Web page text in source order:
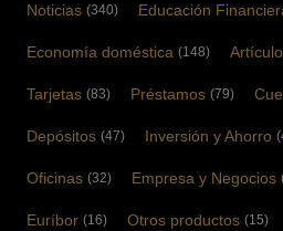
Noticias (340) Educación
Economía doméstica (148)
Tarjetas (83) Préstamos (79)
Depósitos (47) Inversión y Ahorro
Oficinas (32) Empresa y Negocios
Euríbor (16) Otros productos (15)